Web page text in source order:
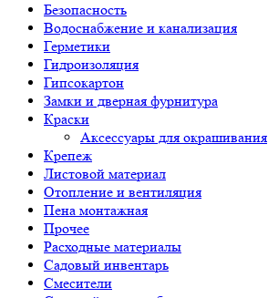
Безопасность
Водоснабжение и канализация
Герметики
Гидроизоляция
Гипсокартон
Замки и дверная фурнитура
Краски
Аксессуары для окрашивания
Крепеж
Листовой материал
Отопление и вентиляция
Пена монтажная
Прочее
Расходные материалы
Садовый инвентарь
Смесители